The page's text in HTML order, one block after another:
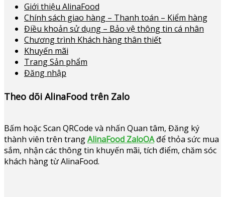
Giới thiệu AlinaFood
Chính sách giao hàng – Thanh toán – Kiểm hàng
Điều khoản sử dụng – Bảo vệ thông tin cá nhân
Chương trình Khách hàng thân thiết
Khuyến mãi
Trang Sản phẩm
Đăng nhập
Theo dõi AlinaFood trên Zalo
Bấm hoặcScan QRCode và nhấn Quan tâm, Đăng ký
thành viên trên trangAlinaFood ZaloOAđể thỏa sức mua
sắm, nhận các thông tin khuyến mãi, tích điểm, chăm sóc
khách hàng từ AlinaFood.